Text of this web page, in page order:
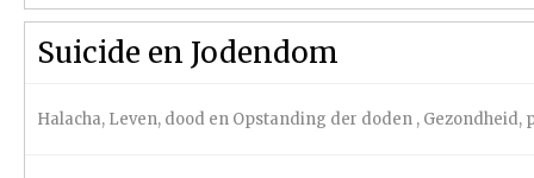
Suicide en Jodendom
Halacha, Leven, dood en Opstanding der doden , Gezondheid,